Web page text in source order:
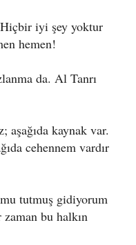
iyi şey yoktur
hemen!
da. Al Tanrı
kaynak var.
cehennem vardır
tutmuş gidiyorum
bu halkın